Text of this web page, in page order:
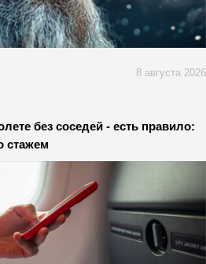
8 августа 2026
без соседей - есть правило:
стажем